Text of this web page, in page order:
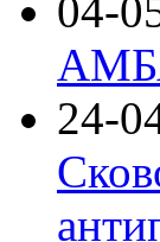
04-
24-